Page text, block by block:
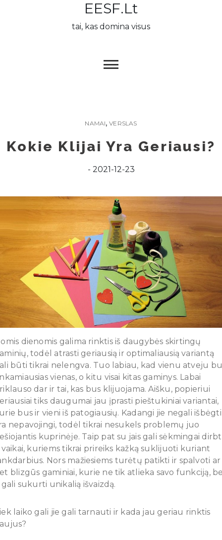
EESF.lt
tai, kas domina visus
NAMAI,VERSLAS
Kokie Klijai Yra Geriausi?
2021-12-23
dienomis galima rinktis iš daugybės skirtingų
todėl atrasti geriausią ir optimaliausią variantą
būti tikrai nelengva. Tuo labiau, kad vienu atveju
vienas, o kitu visai kitas gaminys. Labai
dar ir tai, kas bus klijuojama. Aišku, popieriui
tiks daugumai jau įprasti pieštukiniai variantai,
bus ir vieni iš patogiausių. Kadangi jie negali
nepavojingi, todėl tikrai nesukels problemų juo
kuprinėje. Taip pat su jais gali sėkmingai
vaikai, kuriems tikrai prireiks kažką suklijuoti kuriant
Nors mažiesiems turėtų patikti ir spalvoti ar
blizgūs gaminiai, kurie ne tik atlieka savo funkciją,
sukurti unikalią išvaizdą.
laiko gali jie gali tarnauti ir kada jau geriau rinktis